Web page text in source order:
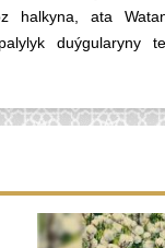
halkyna, ata
duýgularyny